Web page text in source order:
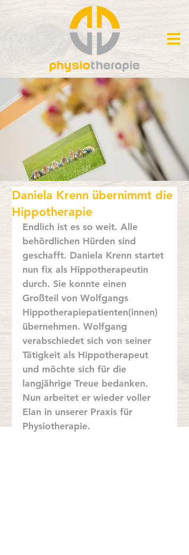
Daniela Krenn übernimmt die
Hippotherapie
Endlich ist es so weit. Alle
behördlichen Hürden sind
geschafft. Daniela Krenn startet
nun fix als Hippotherapeutin
durch. Sie konnte einen
Großteil von Wolfgangs
Hippotherapiepatienten(innen)
übernehmen. Wolfgang
verabschiedet sich von seiner
Tätigkeit als Hippotherapeut
und möchte sich für die
langjährige Treue bedanken.
Nun arbeitet er wieder voller
Elan in unserer Praxis für
Physiotherapie.